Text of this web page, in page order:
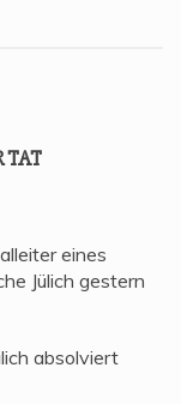
TAT
eines
Jülich gestern